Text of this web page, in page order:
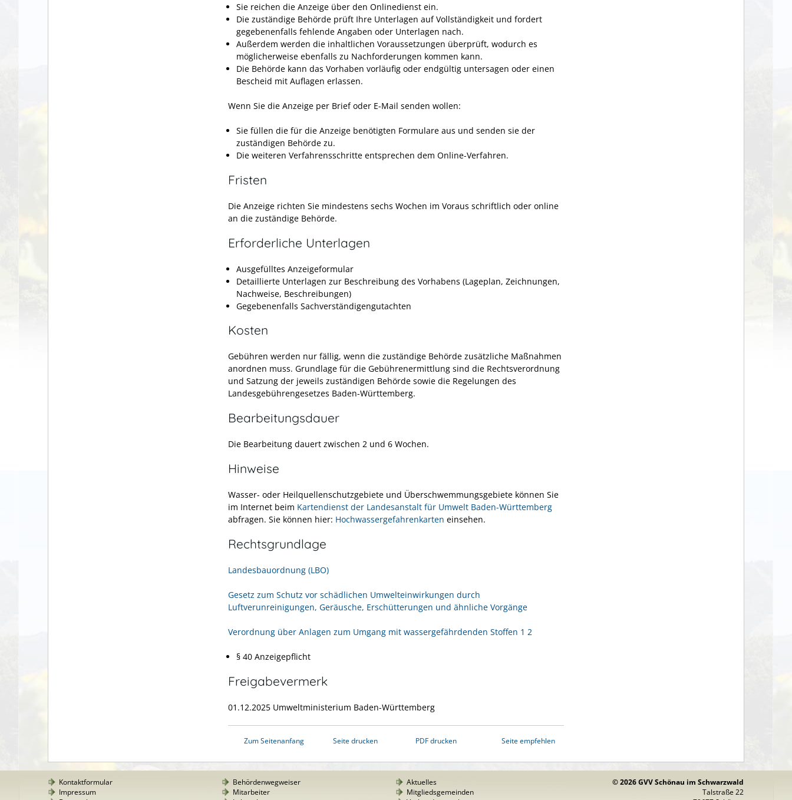
Sie reichen die Anzeige über den Onlinedienst ein.
Die zuständige Behörde prüft Ihre Unterlagen auf Vollständigkeit und fordert
gegebenenfalls fehlende Angaben oder Unterlagen nach.
Außerdem werden die inhaltlichen Voraussetzungen überprüft, wodurch es
möglicherweise ebenfalls zu Nachforderungen kommen kann.
Die Behörde kann das Vorhaben vorläufig oder endgültig untersagen oder einen
Bescheid mit Auflagen erlassen.
Wenn Sie die Anzeige per Brief oder E-Mail senden wollen:
Sie füllen die für die Anzeige benötigten Formulare aus und senden sie der
zuständigen Behörde zu.
Die weiteren Verfahrensschritte entsprechen dem Online-Verfahren.
Fristen
Die Anzeige richten Sie mindestens sechs Wochen im Voraus schriftlich oder online
an die zuständige Behörde.
Erforderliche Unterlagen
Ausgefülltes Anzeigeformular
Detaillierte Unterlagen zur Beschreibung des Vorhabens (Lageplan, Zeichnungen,
Nachweise, Beschreibungen)
Gegebenenfalls Sachverständigengutachten
Kosten
Gebühren werden nur fällig, wenn die zuständige Behörde zusätzliche Maßnahmen
anordnen muss. Grundlage für die Gebührenermittlung sind die Rechtsverordnung
und Satzung der jeweils zuständigen Behörde sowie die Regelungen des
Landesgebührengesetzes Baden-Württemberg.
Bearbeitungsdauer
Die Bearbeitung dauert zwischen 2 und 6 Wochen.
Hinweise
Wasser- oder Heilquellenschutzgebiete und Überschwemmungsgebiete können Sie
im Internet beim Kartendienst der Landesanstalt für Umwelt Baden-Württemberg
abfragen. Sie können hier: Hochwassergefahrenkarten einsehen.
Rechtsgrundlage
Landesbauordnung (LBO)
Gesetz zum Schutz vor schädlichen Umwelteinwirkungen durch
Luftverunreinigungen, Geräusche, Erschütterungen und ähnliche Vorgänge
Verordnung über Anlagen zum Umgang mit wassergefährdenden Stoffen 1 2
§ 40 Anzeigepflicht
Freigabevermerk
01.12.2025 Umweltministerium Baden-Württemberg
Zum Seitenanfang Seite drucken PDF drucken Seite empfehlen
Kontaktformular
Impressum
Behördenwegweiser
Mitarbeiter
Aktuelles
Mitgliedsgemeinden
© 2026 GVV Schönau im Schwarzwald
Talstraße 22